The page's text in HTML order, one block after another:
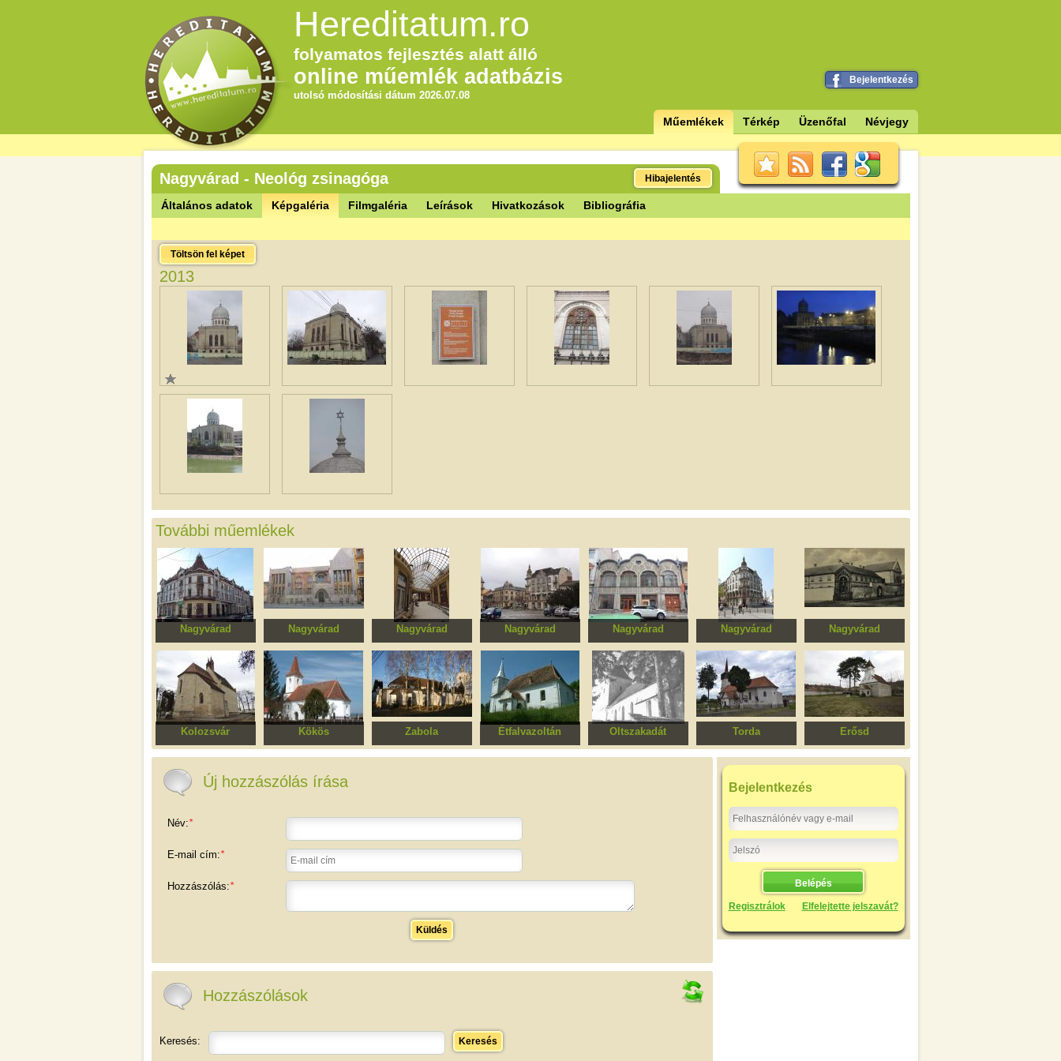
Hereditatum.ro
folyamatos fejlesztés alatt álló
online műemlék adatbázis
utolsó módosítási dátum 2026.07.08
Bejelentkezés
Műemlékek Térkép Üzenőfal Névjegy
Nagyvárad - Neológ zsinagóga Hibajelentés
Általános adatok Képgaléria Filmgaléria Leírások Hivatkozások Bibliográfia
Töltsön fel képet
2013
További műemlékek
Nagyvárad
Füchsl-palota
Nagyvárad
Darvas-La Roche-ház
Nagyvárad
Fekete Sas palota
Nagyvárad
Sebes-Körös
Szálloda, egykori
Rimanóczy szálló és
gőzfürdő, földszintjén
a Royal kávéházzal
Nagyvárad
Egykori Deutsch K. I.
üveg és
porcelánáruház
Nagyvárad
Poynár ház
Nagyvárad
Kapucinus kolostor
Kolozsvár
Kolozsmonostori
temploma
Kökös
Református templom
Zabola
Református templom
Étfalvazoltán
Református templom
Oltszakadát
S. P. Evangélikus
Torda
Aranyospolyáni
református templom
Erősd
Református templom
Új hozzászólás írása
Név:*
E-mail cím:*
Hozzászólás:*
Küldés
Hozzászólások
Keresés: Keresés
Bejelentkezés
Regisztrálok Elfelejtette jelszavát?